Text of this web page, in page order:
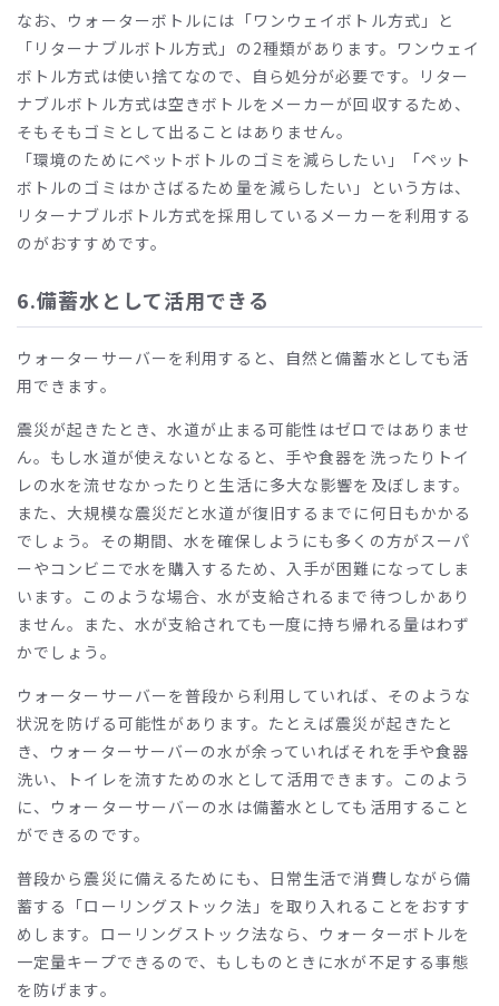
なお、ウォーターボトルには「ワンウェイボトル方式」と
「リターナブルボトル方式」の 2種類があります。ワンウェイ
ボトル方式は使い捨てなので、自ら処分が必要です。リター
ナブルボトル方式は空きボトルをメーカーが回収するため、
そもそもゴミとして出ることはありません。
「環境のためにペットボトルのゴミを減らしたい」「ペット
ボトルのゴミはかさばるため量を減らしたい」という方は、
リターナブルボトル方式を採用しているメーカーを利用する
のがおすすめです。
6.備蓄水として活用できる
ウォーターサーバーを利用すると、自然と備蓄水としても活
用できます。
震災が起きたとき、水道が止まる可能性はゼロではありませ
ん。もし水道が使えないとなると、手や食器を洗ったりトイ
レの水を流せなかったりと生活に多大な影響を及ぼします。
また、大規模な震災だと水道が復旧するまでに何日もかかる
でしょう。その期間、水を確保しようにも多くの方がスーパ
ーやコンビニで水を購入するため、入手が困難になってしま
います。このような場合、水が支給されるまで待つしかあり
ません。また、水が支給されても一度に持ち帰れる量はわず
かでしょう。
ウォーターサーバーを普段から利用していれば、そのような
状況を防げる可能性があります。たとえば震災が起きたと
き、ウォーターサーバーの水が余っていればそれを手や食器
洗い、トイレを流すための水として活用できます。このよう
に、ウォーターサーバーの水は備蓄水としても活用すること
ができるのです。
普段から震災に備えるためにも、日常生活で消費しながら備
蓄する「ローリングストック法」を取り入れることをおすす
めします。ローリングストック法なら、ウォーターボトルを
一定量キープできるので、もしものときに水が不足する事態
を防げます。